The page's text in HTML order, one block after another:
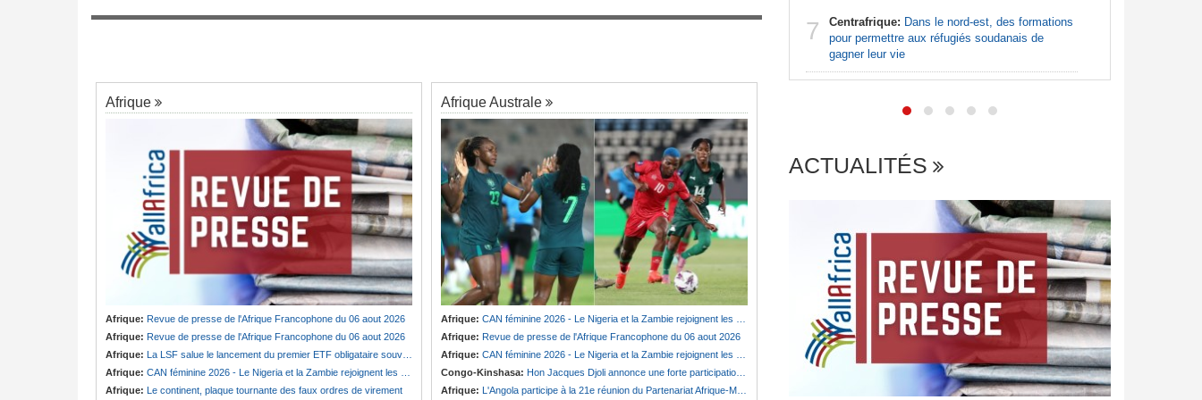
Afrique
Afrique: Revue de presse de l'Afrique Francophone du 06 aout 2026
Afrique: Revue de presse de l'Afrique Francophone du 06 aout 2026
Afrique: La LSF salue le lancement du premier ETF obligataire souverain africain (USD) disponible en Europe
Afrique: CAN féminine 2026 - Le Nigeria et la Zambie rejoignent les quarts de finale
Afrique: Le continent, plaque tournante des faux ordres de virement
Afrique Australe
Afrique: CAN féminine 2026 - Le Nigeria et la Zambie rejoignent les quarts de finale
Afrique: Revue de presse de l'Afrique Francophone du 06 aout 2026
Afrique: CAN féminine 2026 - Le Nigeria et la Zambie rejoignent les quarts de finale
Congo-Kinshasa: Hon Jacques Djoli annonce une forte participation du pays à la Conférence des présidents de parlements à Midrand
Afrique: L'Angola participe à la 21e réunion du Partenariat Afrique-Monde arabe au Caire
Congo-Kinshasa:Compromis avec la FEC
7
président Doumbouya en Grèce - Opposition et
7 Centrafrique: Dans le nord-est, des formations
pour permettre aux réfugiés soudanais de
gagner leur vie
ACTUALITÉS